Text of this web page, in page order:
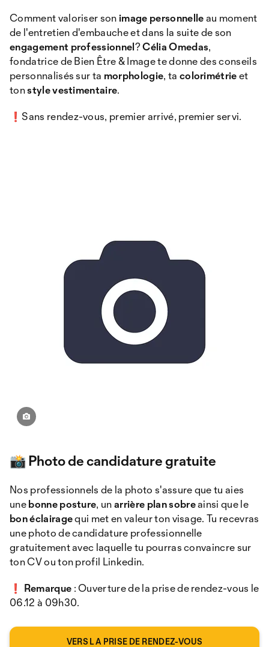
Comment valoriser son image personnelleau moment
de l'entretien d'embauche et dans la suite de son
engagement professionnel?Célia Omedas,
fondatrice de Bien Être & Image te donne des conseils
personnalisés sur ta morphologie, ta colorimétrieet
tonstyle vestimentaire.
❗Sans rendez-vous, premier arrivé, premier servi.
📸 Photo de candidature gratuite
Nos professionnels de la photo s'assure que tu aies
unebonne posture, unarrière plan sobreainsi que le
bon éclairagequi met en valeur ton visage. Tu recevras
une photo de candidature professionnelle
gratuitement avec laquelle tu pourras convaincre sur
ton CV ou ton profil Linkedin.
❗ Remarque : Ouverture de la prise de rendez-vous le
06.12 à 09h30.
VERS LA PRISE DE RENDEZ-VOUS